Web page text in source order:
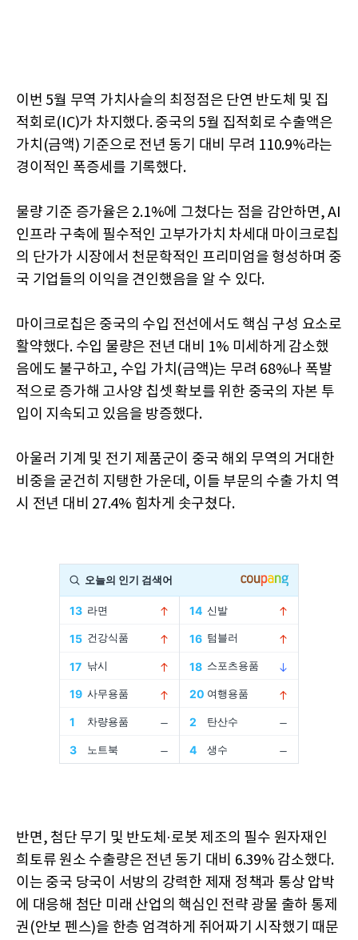
이번 5월 무역 가치사슬의 최정점은 단연 반도체 및 집
적회로(IC)가 차지했다. 중국의 5월 집적회로 수출액은
가치(금액) 기준으로 전년 동기 대비 무려 110.9%라는
경이적인 폭증세를 기록했다.
물량 기준 증가율은 2.1%에 그쳤다는 점을 감안하면, AI
인프라 구축에 필수적인 고부가가치 차세대 마이크로칩
의 단가가 시장에서 천문학적인 프리미엄을 형성하며 중
국 기업들의 이익을 견인했음을 알 수 있다.
마이크로칩은 중국의 수입 전선에서도 핵심 구성 요소로
활약했다. 수입 물량은 전년 대비 1% 미세하게 감소했
음에도 불구하고, 수입 가치(금액)는 무려 68%나 폭발
적으로 증가해 고사양 칩셋 확보를 위한 중국의 자본 투
입이 지속되고 있음을 방증했다.
아울러 기계 및 전기 제품군이 중국 해외 무역의 거대한
비중을 굳건히 지탱한 가운데, 이들 부문의 수출 가치 역
시 전년 대비 27.4% 힘차게 솟구쳤다.
반면, 첨단 무기 및 반도체·로봇 제조의 필수 원자재인
희토류 원소 수출량은 전년 동기 대비 6.39% 감소했다.
이는 중국 당국이 서방의 강력한 제재 정책과 통상 압박
에 대응해 첨단 미래 산업의 핵심인 전략 광물 출하 통제
권(안보 펜스)을 한층 엄격하게 쥐어짜기 시작했기 때문